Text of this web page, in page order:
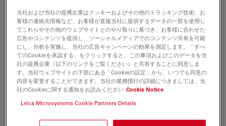
大脳皮質神経細胞の画像連結（マウス）
当社および当社の提携企業はクッキーおよびその他のトラッキング技術、お
客様の連絡先情報など、お客様が直接当社に提供するデータの一部を使用し
てこれらやその他のウェブサイトとのやり取りに基づき、お客様に合わせた
広告やコンテンツを提供し、ソーシャルメディアでのコンテンツ共有を可能
にし、分析を実施し、当社の広告キャンペーンの効果を測定します。「すべ
てのCookieを承認する」をクリックすると、この事項およびこのデータを当
社の提携企業（以下のリンクをご覧ください）と共有することに同意しま
す。当社ウェブサイトの下部にある「Cookieの設定」から、いつでも同意の
内容を変更することができます。当社の業務慣行の詳細につきましては、当
社のCookieに関する通知をお読みください Cookie Notice
Leica Microsystems Cookie Partners Details